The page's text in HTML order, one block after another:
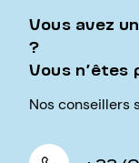
Vous avez
?
Vous n’êtes
Nos conseillers